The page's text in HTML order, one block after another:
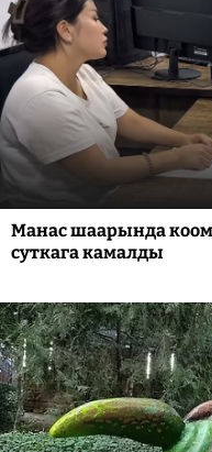
Манас шаарында
суткага камалды